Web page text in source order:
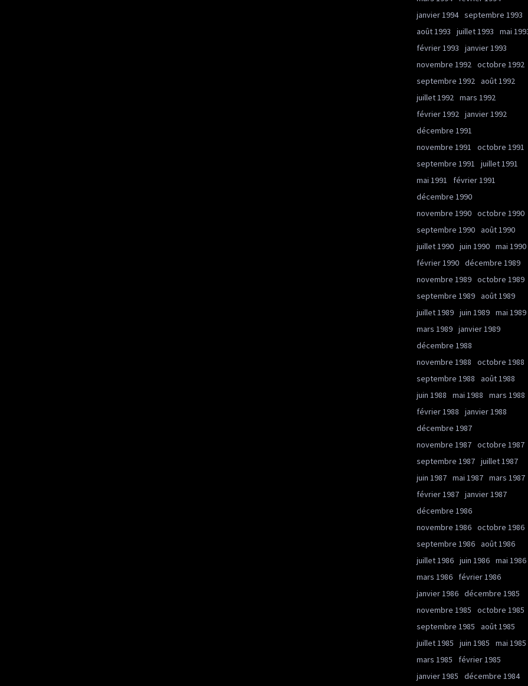
janvier 1994 septembre 1993
août 1993
juillet 1993
mai
février 1993
janvier 1993
novembre 1992 octobre 1992
septembre 1992 août 1992
juillet 1992 mars 1992
février 1992 janvier 1992
décembre 1991
novembre 1991
octobre 1991
septembre 1991
juillet 1991
mai 1991
février 1991
décembre 1990
novembre 1990 octobre 1990
septembre 1990 août 1990
juillet 1990 juin 1990 mai 1990
février 1990 décembre 1989
novembre 1989 octobre 1989
septembre 1989 août 1989
juillet 1989 juin 1989 mai 1989
mars 1989 janvier 1989
décembre 1988
novembre 1988
octobre 1988
septembre 1988
août 1988
juin 1988
mai 1988
mars 1988
février 1988
janvier 1988
décembre 1987
novembre 1987 octobre 1987
septembre 1987 juillet 1987
juin 1987 mai 1987 mars 1987
février 1987 janvier 1987
décembre 1986
novembre 1986 octobre 1986
septembre 1986 août 1986
juillet 1986 juin 1986 mai 1986
mars 1986
février 1986
janvier 1986 décembre 1985
novembre 1985
octobre 1985
septembre 1985
août 1985
juillet 1985
juin 1985
mai 1985
mars 1985
février 1985
janvier 1985
décembre 1984